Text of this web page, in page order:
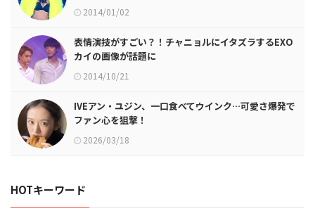
2014/01/02
表情演技がすごい？！チャニョルにイタズラするEXO
カイの画像が話題に
2014/10/21
IVEアン・ユジン、一口食べてウインク…可愛さ爆発で
ファン心を狙撃！
2026/03/18
HOTキーワード